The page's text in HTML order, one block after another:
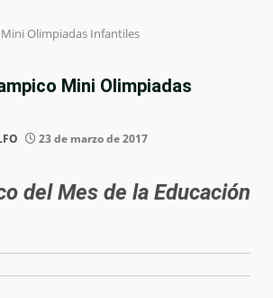
Mini Olimpiadas Infantiles
Mini Olimpiadas
23 de marzo de 2017
del Mes de la Educación